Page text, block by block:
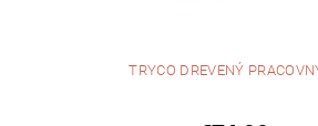
TRYCO DREVENÝ